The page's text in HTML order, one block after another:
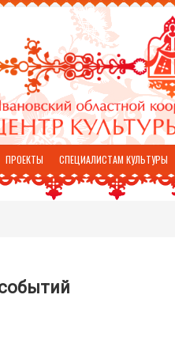
ПРОЕКТЫ СПЕЦИАЛИСТАМ КУЛЬТУРЫ